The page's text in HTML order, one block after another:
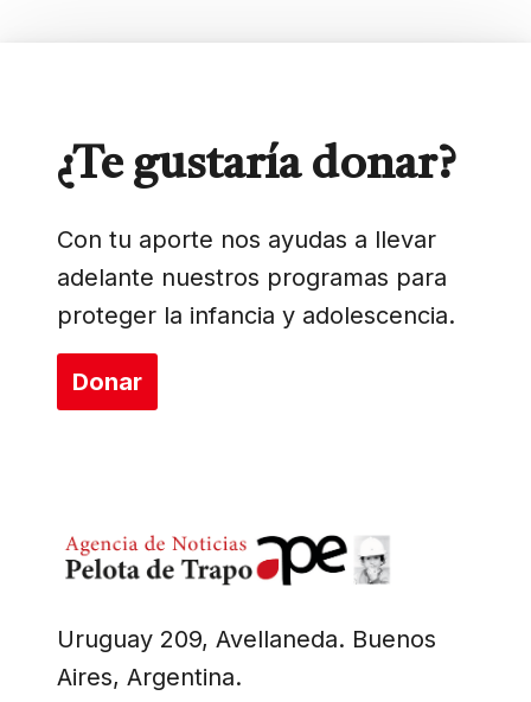
Uruguay 209, Avellaneda. Buenos
Aires, Argentina.
¿Te gustaría donar?
Con tu aporte nos ayudas a llevar
adelante nuestros programas para
proteger la infancia y adolescencia.
Donar